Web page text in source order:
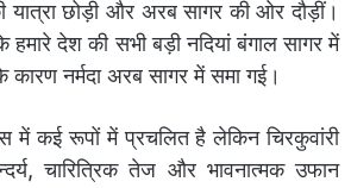
यात्रा छोड़ी और अरब सागर की ओर दौड़ीं।
हमारे देश की सभी बड़ी नदियां बंगाल सागर में
नर्मदा अरब सागर में समा गई।
में कई रूपों में प्रचलित है लेकिन चिरकुवांरी
चारित्रिक तेज और भावनात्मक उफान